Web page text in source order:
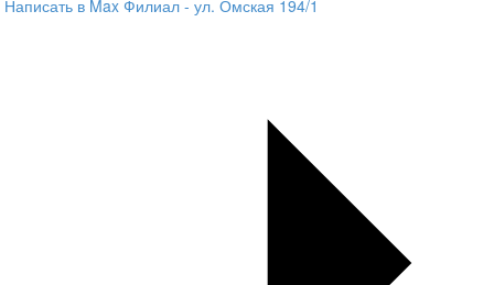
Написать в Max Филиал - ул. Омская 194/1